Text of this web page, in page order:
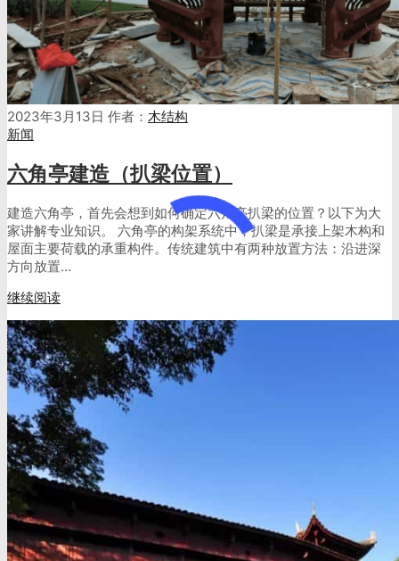
2023年3月13日 作者： 木结构
新闻
六角亭建造（扒梁位置）
建造六角亭，首先会想到如何确定六角亭扒梁的位置？以下为大
家讲解专业知识。 六角亭的构架系统中，扒梁是承接上架木构和
屋面主要荷载的承重构件。传统建筑中有两种放置方法：沿进深
方向放置…
继续阅读